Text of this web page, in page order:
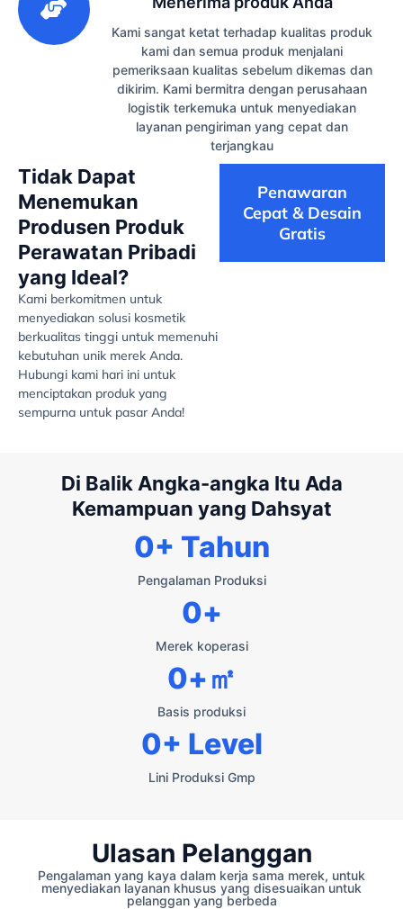
Kami sangat ketat terhadap kualitas produk
kami dan semua produk menjalani
pemeriksaan kualitas sebelum dikemas dan
dikirim. Kami bermitra dengan perusahaan
logistik terkemuka untuk menyediakan
layanan pengiriman yang cepat dan
terjangkau
Tidak Dapat
Menemukan
Produsen Produk
Perawatan Pribadi
yang Ideal?
Kami berkomitmen untuk
menyediakan solusi kosmetik
berkualitas tinggi untuk memenuhi
kebutuhan unik merek Anda.
Hubungi kami hari ini untuk
menciptakan produk yang
sempurna untuk pasar Anda!
Penawaran
Cepat & Desain
Gratis
Di Balik Angka-angka Itu Ada
Kemampuan yang Dahsyat
Pengalaman Produksi
0+ Tahun
Merek koperasi
0+
Basis produksi
0+㎡
Lini Produksi Gmp
0+ Level
Ulasan Pelanggan
Pengalaman yang kaya dalam kerja sama merek, untuk
menyediakan layanan khusus yang disesuaikan untuk
pelanggan yang berbeda